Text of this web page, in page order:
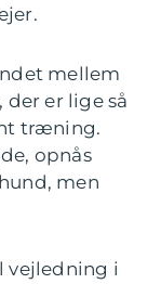
mellem
er lige så
træning.
opnås
men
vejledning i